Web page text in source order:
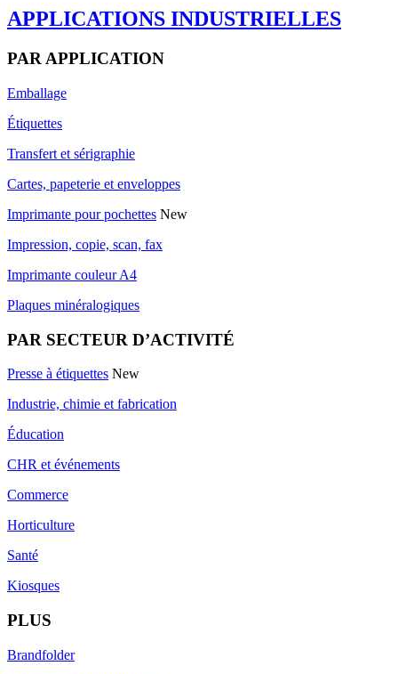
APPLICATIONS INDUSTRIELLES
PAR APPLICATION
Emballage
Étiquettes
Transfert et sérigraphie
Cartes, papeterie et enveloppes
Imprimante pour pochettes New
Impression, copie, scan, fax
Imprimante couleur A4
Plaques minéralogiques
PAR SECTEUR D’ACTIVITÉ
Presse à étiquettes New
Industrie, chimie et fabrication
Éducation
CHR et événements
Commerce
Horticulture
Santé
Kiosques
PLUS
Brandfolder